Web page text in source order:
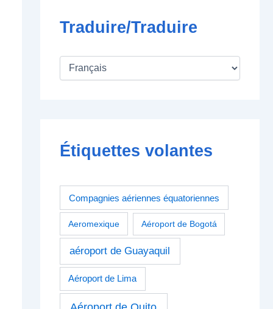
Traduire/Traduire
Étiquettes volantes
Compagnies aériennes équatoriennes
Aeromexique Aéroport de Bogotá
aéroport de Guayaquil
Aéroport de Lima